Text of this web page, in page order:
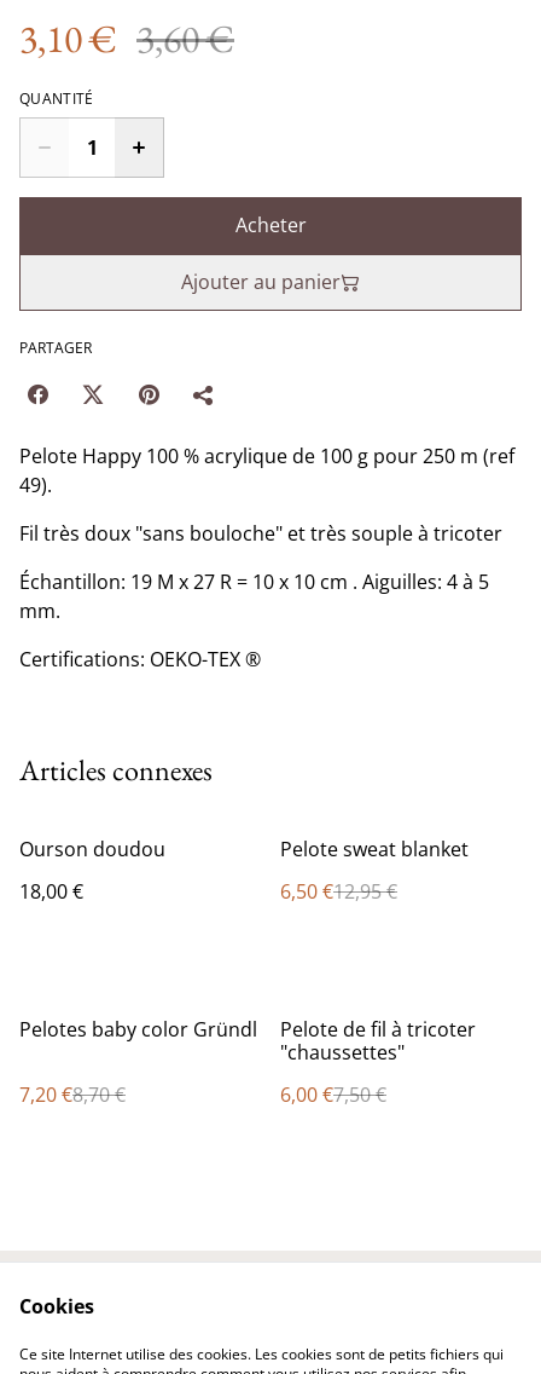
3,10 € 3,60 €
QUANTITÉ
Acheter
Ajouter au panier
PARTAGER
Pelote Happy 100 % acrylique de 100 g pour 250 m (ref
49).
Fil très doux "sans bouloche" et très souple à tricoter
Échantillon: 19 M x 27 R = 10 x 10 cm . Aiguilles: 4 à 5
mm.
Certifications: OEKO-TEX ®
Articles connexes
Ourson doudou
18,00 €
%
Pelote sweat blanket
6,50 €12,95 €
%
Pelotes baby color Gründl
7,20 €8,70 €
%
Pelote de fil à tricoter
"chaussettes"
6,00 €7,50 €
Politique de
confidentialité
Politique de cookies
Cookies
Ce site Internet utilise des cookies. Les cookies sont de petits fichiers qui